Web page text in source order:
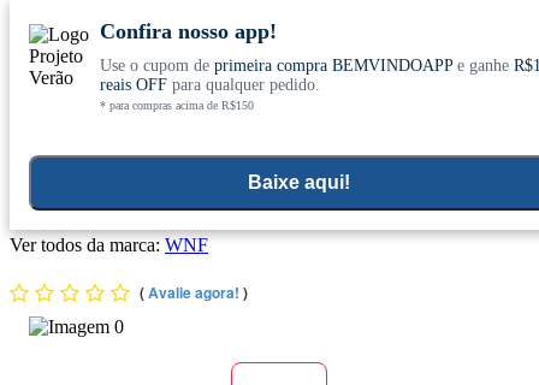
Conheça nosso site novo! E comemore com 0
Confira nosso app!
Use o cupom de primeira compra BEMVINDOAPPe ganhe
reais OFFpara qualquer pedido.
* para compras acima de R$150
Baixe aqui!
Óleo Essencial Menta Piperita 10ml - Wnf
Ver todos da marca: WNF
(Avalie agora! )